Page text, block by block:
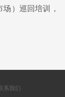
）巡回培训，
系我们